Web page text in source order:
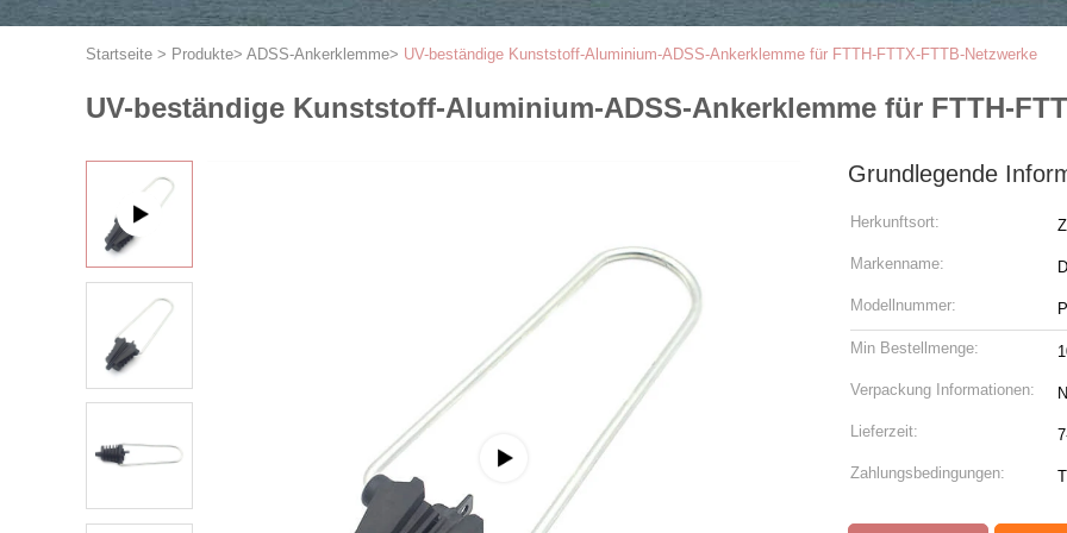
Startseite > Produkte> ADSS-Ankerklemme> UV-beständige Kunststoff-Aluminium-ADSS-Ankerklemme für FTTH-FTTX-FTTB-Netzwerke
UV-beständige Kunststoff-Aluminium-ADSS-Ankerklemme für FTTH-
Grundlegende
Herkunftsort:
Markenname:
Modellnummer:
Min Bestellmenge:
Verpackung Informationen:
Lieferzeit:
Zahlungsbedingungen: